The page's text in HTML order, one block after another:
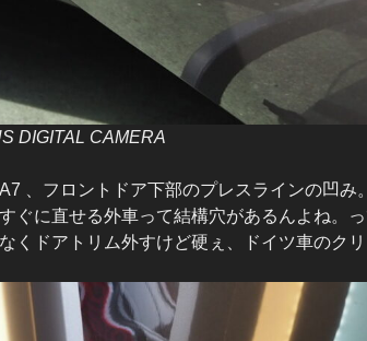
DIGITAL CAMERA
、フロントドア下部のプレスラインの凹み
ぐに直せる外車って結構穴があるんよね。
くドアトリム外すけど硬ぇ、ドイツ車のクリ